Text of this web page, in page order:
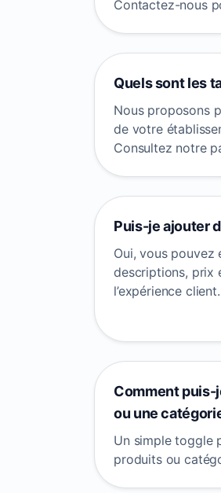
Contactez-nous
Quels sont les
Nous proposons
de votre
Consultez notre
Puis-je ajouter
Oui, vous pouvez
descriptions, prix
l’expérience client.
Comment
ou une
Un simple toggle
produits ou